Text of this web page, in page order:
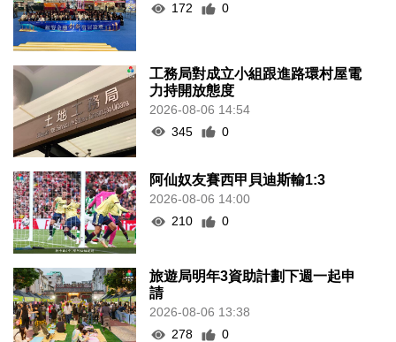
172
0
工務局對成立小組跟進路環村屋電
力持開放態度
2026-08-06 14:54
345
0
阿仙奴友賽西甲貝迪斯輸1:3
2026-08-06 14:00
210
0
旅遊局明年3資助計劃下週一起申
請
2026-08-06 13:38
278
0